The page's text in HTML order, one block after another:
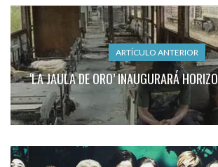
ARTÍCULO ANTERIOR
‘LA JAULA DE ORO’ INAUGURARÁ